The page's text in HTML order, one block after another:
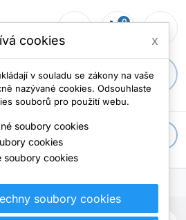
search
person_outline shopping_cart
0 menu
kategorie
cookies x
v souladu se zákony na vaše
nazývané cookies. Odsouhlaste
souborů pro použití webu.
soubory cookies
cookies
soubory cookies
soubory cookies